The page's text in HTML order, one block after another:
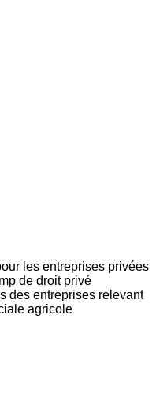
les entreprises privées
de droit privé
des entreprises relevant
agricole